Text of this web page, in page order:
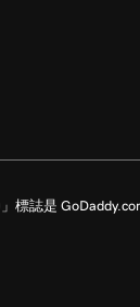
標誌是